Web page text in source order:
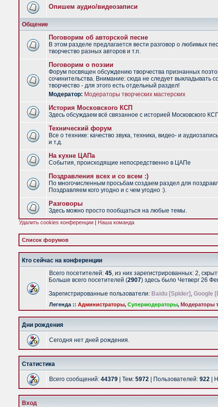
Опишем аудио/видеозаписи
Общение
Поговорим об авторской песне
В этом разделе предлагается вести разговор о любимых
творчество разных авторов и т.п.
Поговорим о поэзии
Форум посвящен обсуждению творчества признанных
сочинительства. Внимание: сюда не следует выкладывать
творчество - для этого есть отдельный раздел!
Модератор: Модераторы творческих мастерских
История Московского КСП
Здесь обсуждаем всё связанное с историей Московского
Технический форум
Все о технике: качество звука, техника, видео- и
и т.д.
На кухне ЦАПа
События, происходящие непосредственно в ЦАПе
Поздравления всех и со всем :)
По многочисленным просьбам создаем раздел для
Поздравляем кого угодно и с чем угодно :).
Разговоры
Здесь можно просто пообщаться на любые темы.
Удалить cookies конференции | Наша команда
Список форумов
Кто сейчас на конференции
Всего посетителей: 45, из них зарегистрированных: 2,
Больше всего посетителей (2907) здесь было Четверг 26
Зарегистрированные пользователи: Baidu [Spider] , Google
Легенда :: Администраторы, Супермодераторы, Модераторы
Дни рождения
Сегодня нет дней рождения.
Статистика
Всего сообщений: 44379 | Тем: 5972 | Пользователей: 922 |
Вход